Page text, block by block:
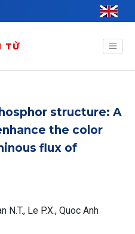
TỬ
structure: A
the color
flux of
N.T., Le P.X., Quoc Anh